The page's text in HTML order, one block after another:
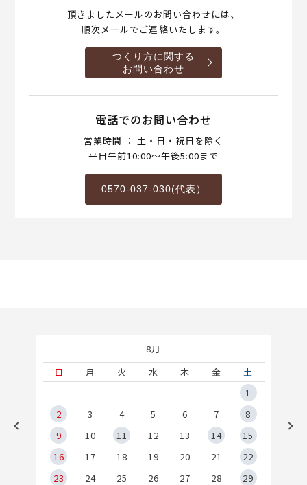
頂きましたメールのお問い合わせには、
順次メールでご連絡いたします。
つくり方に関する
お問い合わせ
電話でのお問い合わせ
営業時間 ： 土・日・祝日を除く
平日午前10:00～午後5:00まで
0570-037-030(代表）
8月
日
月 火 水 木 金
土
1
2
3 4 5 6 7
8
9
10 11 12 13 14
15
16
17 18 19 20 21
22
23
24 25 26 27 28
29